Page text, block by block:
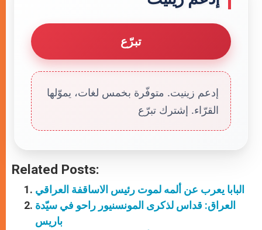
تبرّع
إدعم زينيت. متوفّرة بخمس لغات، يموّلها
القرّاء. إشترك تبرّع
Related Posts:
البابا يعرب عن ألمه لموت رئيس الاساقفة العراقي
العراق: قداس لذكرى المونسنيور راحو في سيّدة
باريس